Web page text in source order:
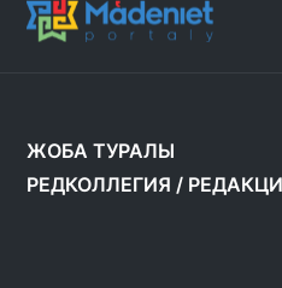
ЖОБА ТУРАЛЫ
РЕДКОЛЛЕГИЯ /